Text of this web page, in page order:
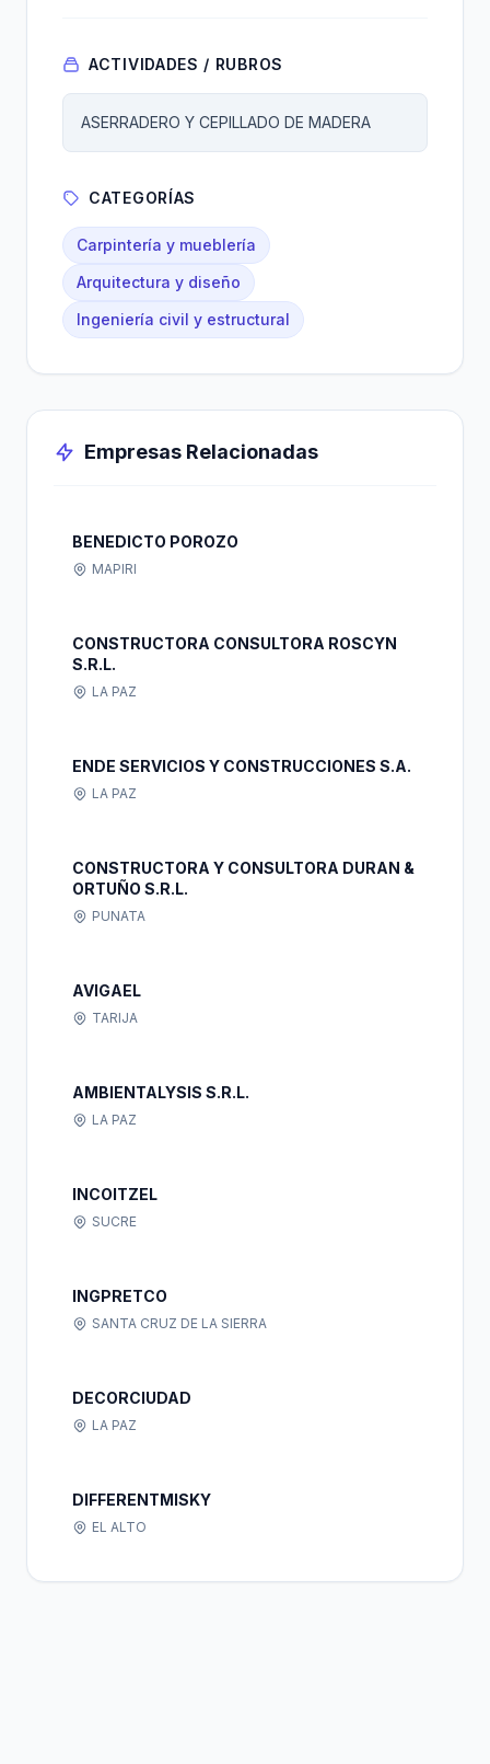
ACTIVIDADES / RUBROS
ASERRADERO Y CEPILLADO DE MADERA
CATEGORÍAS
Carpintería y mueblería
Arquitectura y diseño
Ingeniería civil y estructural
Empresas Relacionadas
BENEDICTO POROZO
MAPIRI
CONSTRUCTORA CONSULTORA ROSCYN
S.R.L.
LA PAZ
ENDE SERVICIOS Y CONSTRUCCIONES S.A.
LA PAZ
CONSTRUCTORA Y CONSULTORA DURAN &
ORTUÑO S.R.L.
PUNATA
AVIGAEL
TARIJA
AMBIENTALYSIS S.R.L.
LA PAZ
INCOITZEL
SUCRE
INGPRETCO
SANTA CRUZ DE LA SIERRA
DECORCIUDAD
LA PAZ
DIFFERENTMISKY
EL ALTO